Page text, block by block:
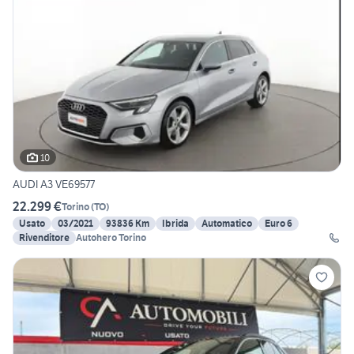
10
AUDI A3 VE69577
22.299 €Torino(TO)
Usato
03/2021 93836 Km Ibrida Automatico
Euro 6
Rivenditore Autohero Torino